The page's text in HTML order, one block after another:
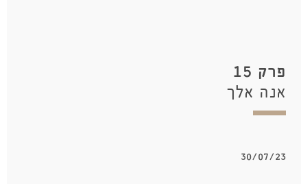
פרק 15
אנה אלך
30/07/23